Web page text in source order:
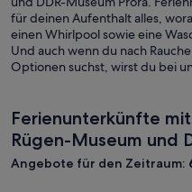
für deinen Aufenthalt alles,
einen Whirlpool sowie eine
Und auch wenn du nach
Optionen suchst, wirst du bei
Ferienunterkünfte
Rügen-Museum und
Angebote für den Zeitraum: